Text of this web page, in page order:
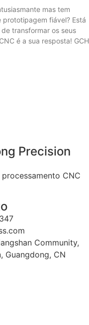
mas tem
fiável? Está
transformar os seus
é a sua resposta! GCH
Precision
CNC
Community,
Guangdong, CN